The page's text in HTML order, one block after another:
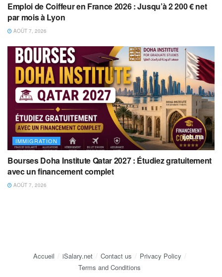
Emploi de Coiffeur en France 2026 : Jusqu’à 2 200 € net
par mois à Lyon
AOÛT 7, 2026
IMMIGRATION
Bourses Doha Institute Qatar 2027 : Étudiez gratuitement
avec un financement complet
AOÛT 7, 2026
Accueil iSalary.net Contact us
Privacy Policy
Terms and Conditions